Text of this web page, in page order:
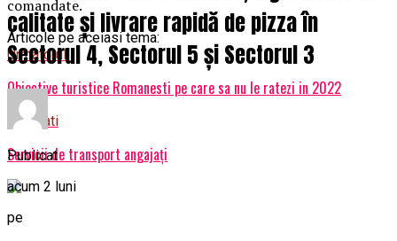
comandate.
Articole pe aceiasi tema:
Urmatorul
Obiective turistice Romanesti pe care sa nu le ratezi in 2022
Nu ratati
Servicii de transport angajați
calitate și livrare rapidă de pizza în
Sectorul 4, Sectorul 5 și Sectorul 3
Publicat
acum 2 luni
pe